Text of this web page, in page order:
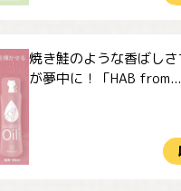
焼き鮭のような香ばし
が夢中に！「HAB from...